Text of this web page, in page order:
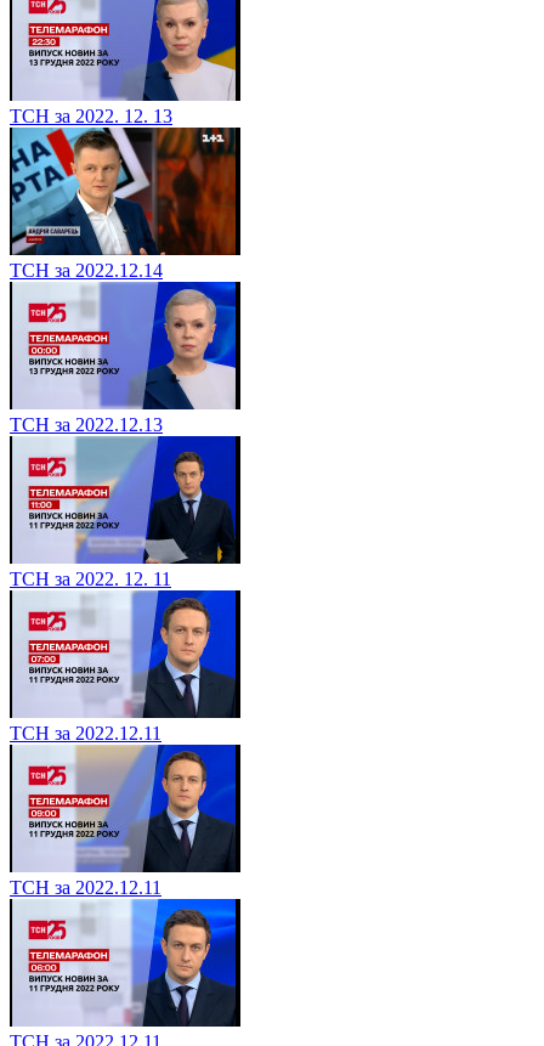
ТСН за 2022. 12. 13
ТСН за 2022.12.14
ТСН за 2022.12.13
ТСН за 2022. 12. 11
ТСН за 2022.12.11
ТСН за 2022.12.11
ТСН за 2022.12.11